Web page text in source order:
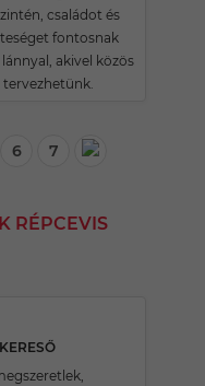
családot és
fontosnak
akivel közös
6 7
RÉPCEVIS